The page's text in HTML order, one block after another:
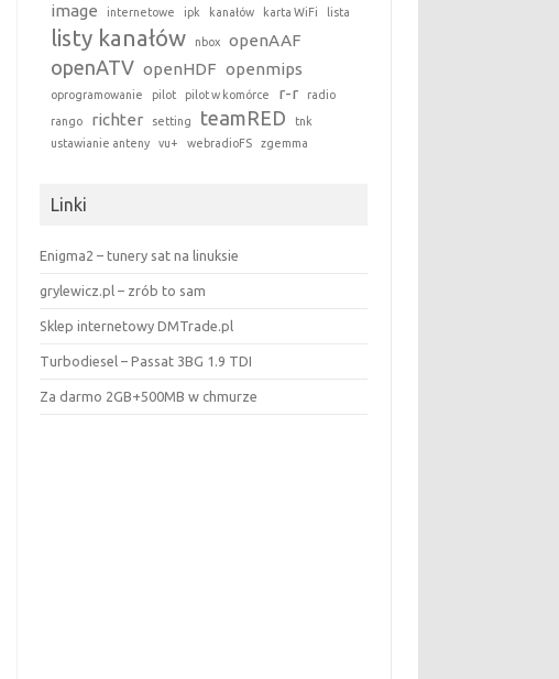
image internetowe ipk kanałów karta WiFi lista
listy kanałów nbox openAAF
openATV openHDF openmips
oprogramowanie pilot pilot w komórce r-r
radio
rango
richter setting teamRED
tnk
ustawianie anteny
vu+ webradioFS zgemma
Linki
Enigma2 – tunery sat na linuksie
grylewicz.pl – zrób to sam
Sklep internetowy DMTrade.pl
Turbodiesel – Passat 3BG 1.9 TDI
Za darmo 2GB+500MB w chmurze